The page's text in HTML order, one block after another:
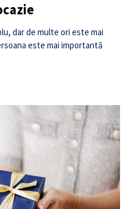
dar de multe ori este mai
este mai importantă